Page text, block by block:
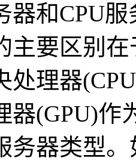
和CPU服
主要区别
处理器
器(GPU)作
务器类型